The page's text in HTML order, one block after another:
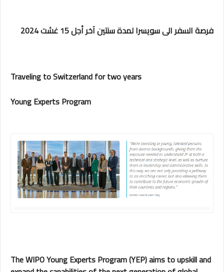
فرصة السفر الى سويسرا لمدة سنتين آخر أجل 15 غشت 2024
Traveling to Switzerland for two years
Young Experts Program
The WIPO Young Experts Program (YEP) aims to upskill and